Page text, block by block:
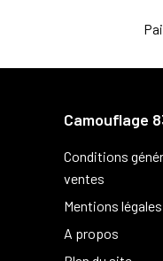
Camouflage
Conditions
ventes
Mentions légales
A propos